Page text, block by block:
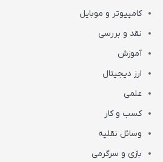
کامپیوتر و موبایل
نقد و بررسی
آموزش
ارز دیجیتال
علمی
کسب و کار
وسائل نقلیه
بازی و سرگرمی